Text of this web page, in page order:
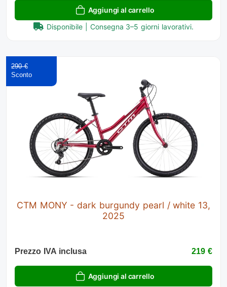
Aggiungi al carrello
Disponibile | Consegna 3–5 giorni lavorativi.
CTM MONY - dark burgundy pearl / white 13,
2025
290 €
Prezzo IVA inclusa 219 €
Aggiungi al carrello